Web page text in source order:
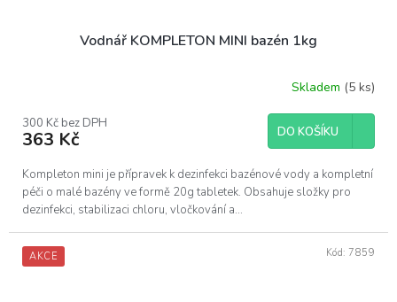
Vodnář KOMPLETON MINI bazén 1kg
Skladem (5 ks)
300 Kč bez DPH
363 Kč DO KOŠÍKU
Kompleton mini je přípravek k dezinfekci bazénové vody a kompletní
péči o malé bazény ve formě 20g tabletek. Obsahuje složky pro
dezinfekci, stabilizaci chloru, vločkování a...
AKCE Kód: 7859